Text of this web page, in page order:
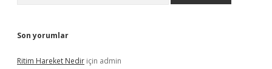
Son yorumlar
Ritim Hareket Nedir için admin